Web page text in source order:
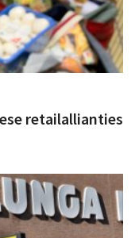
retailallianties